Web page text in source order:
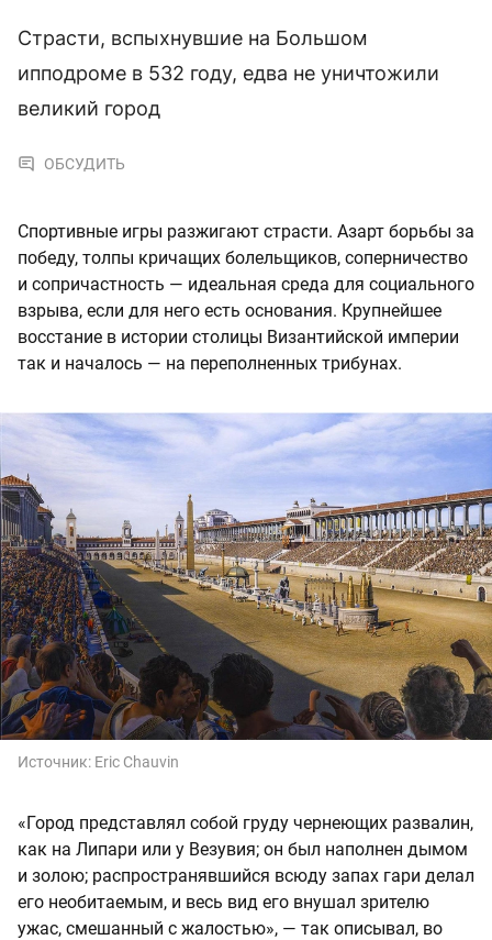
Страсти, вспыхнувшие на Большом
ипподроме в 532 году, едва не уничтожили
великий город
ОБСУДИТЬ
Спортивные игры разжигают страсти. Азарт борьбы за
победу, толпы кричащих болельщиков, соперничество
и сопричастность — идеальная среда для социального
взрыва, если для него есть основания. Крупнейшее
восстание в истории столицы Византийской империи
так и началось — на переполненных трибунах.
Источник: Eric Chauvin
«Город представлял собой груду чернеющих развалин,
как на Липари или у Везувия; он был наполнен дымом
и золою; распространявшийся всюду запах гари делал
его необитаемым, и весь вид его внушал зрителю
ужас, смешанный с жалостью», — так описывал, во